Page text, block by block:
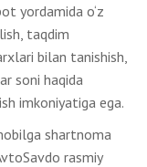
yordamida o‘z
taqdim
bilan tanishish,
soni haqida
imkoniyatiga ega.
shartnoma
rasmiy